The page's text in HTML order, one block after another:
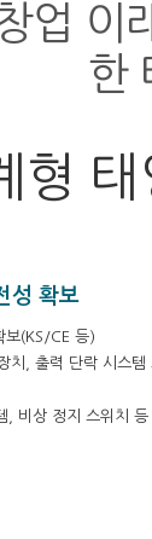
업 이
한
형
성 확보
보(KS/CE 등)
치, 출력 단락 시스템
, 비상 정지 스위치 등